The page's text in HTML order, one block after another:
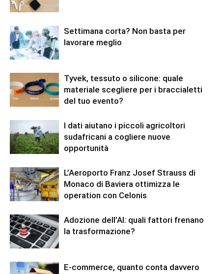
Settimana corta? Non basta per
lavorare meglio
Tyvek, tessuto o silicone: quale
materiale scegliere per i braccialetti
del tuo evento?
I dati aiutano i piccoli agricoltori
sudafricani a cogliere nuove
opportunità
L’Aeroporto Franz Josef Strauss di
Monaco di Baviera ottimizza le
operation con Celonis
Adozione dell’AI: quali fattori frenano
la trasformazione?
E-commerce, quanto conta davvero